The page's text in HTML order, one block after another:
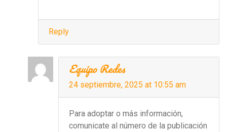
Reply
Equipo Redes
24 septiembre, 2025 at 10:55 am
Para adoptar o más información,
comunicate al número de la publicación